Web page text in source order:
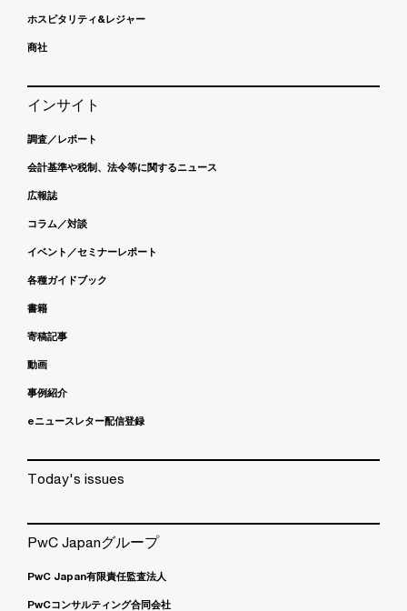
ホスピタリティ&レジャー
商社
インサイト
調査／レポート
会計基準や税制、法令等に関するニュース
広報誌
コラム／対談
イベント／セミナーレポート
各種ガイドブック
書籍
寄稿記事
動画
事例紹介
eニュースレター配信登録
Today's issues
PwC Japanグループ
PwC Japan有限責任監査法人
PwCコンサルティング合同会社